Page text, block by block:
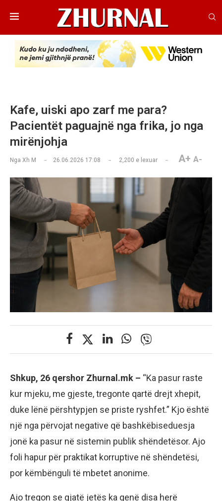
Kafe, uiski apo zarf me para?
Pacientët paguajnë nga frika, jo nga
mirënjohja
Nga Xh M 26.06.2026 17:08 2,200 e lexuar A+ A-
Shkup, 26 qershor Zhurnal.mk – “Ka pasur raste
kur mjeku, me gjeste, tregonte qartë drejt xhepit,
duke lënë përshtypjen se priste ryshfet.” Kjo është
një nga përvojat negative që bashkëbiseduesja
jonë ka pasur në sistemin publik shëndetësor. Ajo
foli hapur për praktikat korruptive në shëndetësi,
por këmbënguli të mbetet anonime.
Ajo tregon se gjatë jetës ka qenë disa herë